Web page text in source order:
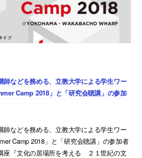
師などを務める、立教大学による学生ワー
Camp 2018」と「研究会聴講」の参加
師などを務める、立教大学による学生ワー
Camp 2018」と「研究会聴講」の参加者
座『文化の居場所を考える ２１世紀の文